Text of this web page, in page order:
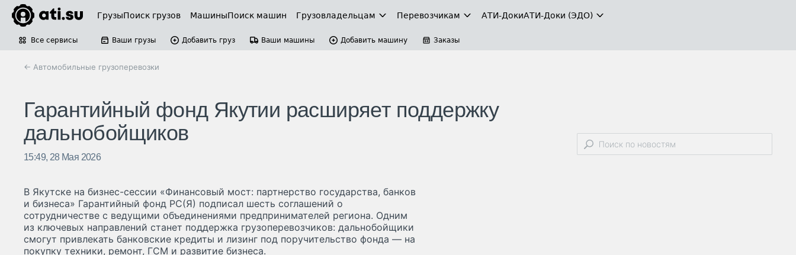
ГрузыПоиск грузов МашиныПоиск машин Грузовладельцам Перевозчикам АТИ-ДокиАТИ-Доки (ЭДО)
Все сервисы Ваши грузы Добавить груз Ваши машины Добавить машину Заказы
← Автомобильные грузоперевозки
Гарантийный фонд Якутии расширяет поддержку
дальнобойщиков
15:49, 28 Мая 2026
В Якутске на бизнес-сессии «Финансовый мост: партнерство государства, банков
и бизнеса» Гарантийный фонд РС(Я) подписал шесть соглашений о
сотрудничестве с ведущими объединениями предпринимателей региона. Одним
из ключевых направлений станет поддержка грузоперевозчиков: дальнобойщики
смогут привлекать банковские кредиты и лизинг под поручительство фонда — на
покупку техники, ремонт, ГСМ и развитие бизнеса.